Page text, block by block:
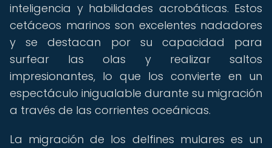
inteligencia y habilidades acrobáticas. Estos
cetáceos marinos son excelentes nadadores
y se destacan por su capacidad para
surfear las olas y realizar saltos
impresionantes, lo que los convierte en un
espectáculo inigualable durante su migración
a través de las corrientes oceánicas.
La migración de los delfines mulares es un